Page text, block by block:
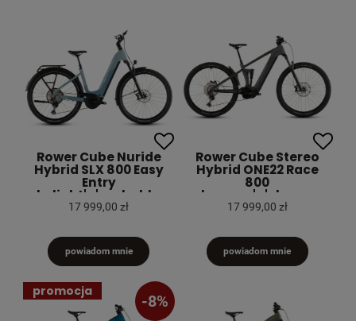
Rower Cube Nuride
Hybrid SLX 800 Easy
Entry
skylight'n'arubablue
2026
17 999,00 zł
powiadom mnie
Rower Cube Stereo
Hybrid ONE22 Race
800
slapgrey'n'chrome
2026
17 999,00 zł
powiadom mnie
promocja
-8%